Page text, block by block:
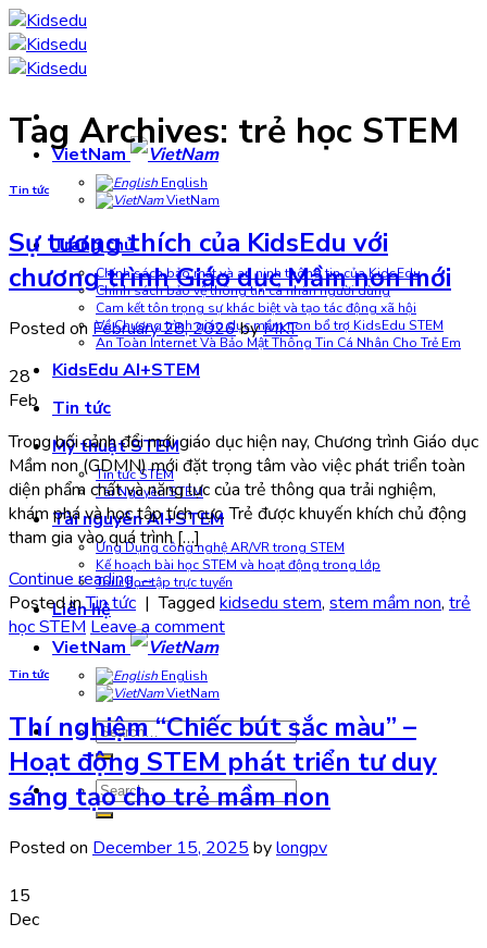
Skip
to
content
VietNam
English
VietNam
Trang chủ
Chính sách bảo mật và an ninh thông tin của KidsEdu
Chính sách bảo vệ thông tin cá nhân người dùng
Cam kết tôn trọng sự khác biệt và tạo tác động xã hội
Về Chương trình giáo dục mầm non bổ trợ KidsEdu STEM
An Toàn Internet Và Bảo Mật Thông Tin Cá Nhân Cho Trẻ Em
KidsEdu AI+STEM
Tin tức
Mỹ thuật STEM
Tin tức STEM
Tài Nguyên STEM
Tài nguyên AI+STEM
Ứng Dụng công nghệ AR/VR trong STEM
Kế hoạch bài học STEM và hoạt động trong lớp
Tour học tập trực tuyến
Liên hệ
VietNam
English
VietNam
Search
for:
Search
for:
Tag Archives: trẻ học STEM
Tin tức
Sự tương thích của KidsEdu với
chương trình Giáo dục Mầm non mới
Posted on February 28, 2026byMKT
28
Feb
Trong bối cảnh đổi mới giáo dục hiện nay, Chương trình Giáo dục
Mầm non (GDMN) mới đặt trọng tâm vào việc phát triển toàn
diện phẩm chất và năng lực của trẻ thông qua trải nghiệm,
khám phá và học tập tích cực. Trẻ được khuyến khích chủ động
tham gia vào quá trình […]
Continue reading→
Posted inTin tức | Tagged kidsedu stem, stem mầm non, trẻ
học STEM Leave a comment
Tin tức
Thí nghiệm “Chiếc bút sắc màu” –
Hoạt động STEM phát triển tư duy
sáng tạo cho trẻ mầm non
Posted on December 15, 2025 bylongpv
15
Dec